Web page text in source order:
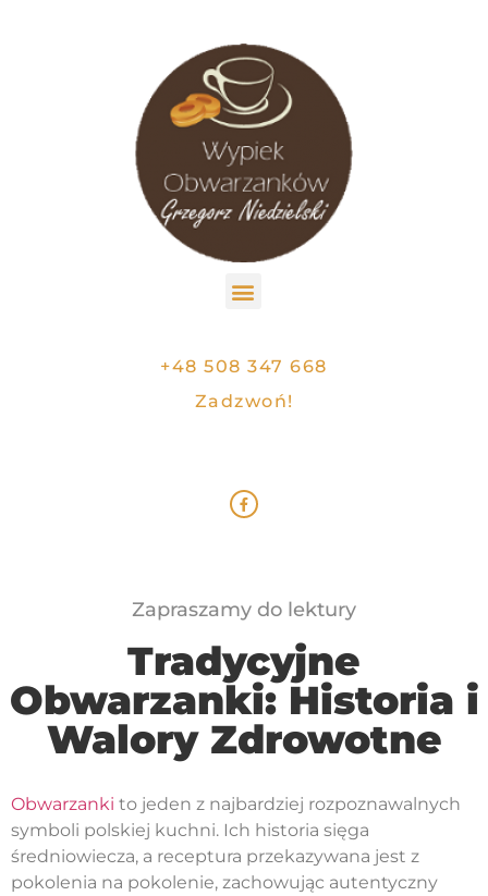
+48 508 347 668
Zadzwoń!
Zapraszamy do lektury
Tradycyjne
Obwarzanki: Historia i
Walory Zdrowotne
Obwarzanki to jeden z najbardziej rozpoznawalnych
symboli polskiej kuchni. Ich historia sięga
średniowiecza, a receptura przekazywana jest z
pokolenia na pokolenie, zachowując autentyczny